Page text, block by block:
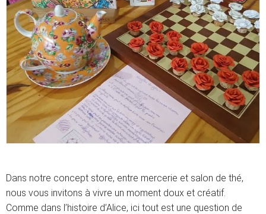
Dans notre concept store, entre mercerie et salon de thé,
nous vous invitons à vivre un moment doux et créatif.
Comme dans l’histoire d’Alice, ici tout est une question de